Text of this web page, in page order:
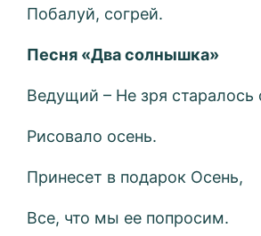
Побалуй, согрей.
Песня «Два солнышка»
Ведущий – Не зря
Рисовало осень.
Принесет в подарок Осень,
Все, что мы ее попросим.